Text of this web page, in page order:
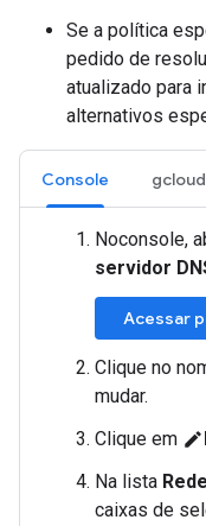
Se a política
pedido de
atualizado para
alternativos
Console gcloud
Noconsole,
servidor
Acessar
Clique no
mudar.
Clique em edit
Na lista
caixas de